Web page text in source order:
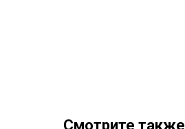
Смотрите также